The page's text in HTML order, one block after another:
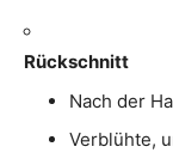
Rückschnitt
Nach der
Verblühte,